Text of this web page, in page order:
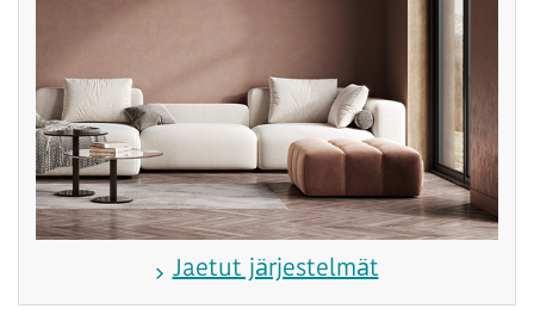
Jaetut järjestelmät